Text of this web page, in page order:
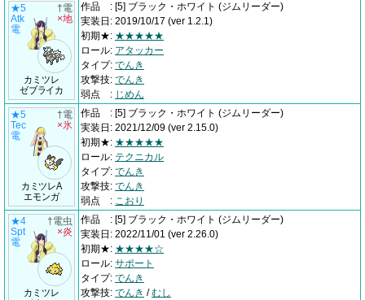
★5
Atk
電
カミツレ
ゼブライカ
†電
×地
作品 : [5] ブラック・ホワイト (ジムリーダー)
実装日 : 2019/10/17 (ver 1.2.1)
初期★: ★★★★★
ロール: アタッカー
タイプ: でんき
攻撃技: でんき
弱点
: じめん
★5
Tec
電
カミツレA
エモンガ
†電
×氷
作品 : [5] ブラック・ホワイト (ジムリーダー)
実装日 : 2021/12/09 (ver 2.15.0)
初期★: ★★★★★
ロール: テクニカル
タイプ: でんき
攻撃技: でんき
弱点
: こおり
★4
Spt
電
カミツレ
†電虫
×炎
作品 : [5] ブラック・ホワイト (ジムリーダー)
実装日 : 2022/11/01 (ver 2.26.0)
初期★: ★★★★☆
ロール: サポート
タイプ: でんき
攻撃技: でんき /むし